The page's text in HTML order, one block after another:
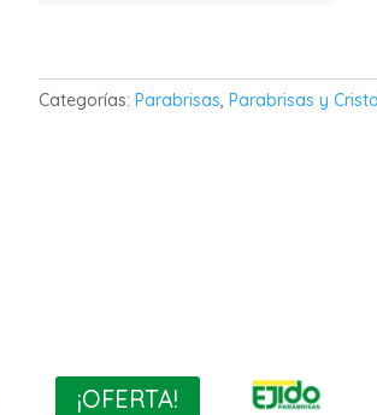
Categorías:Parabrisas,Parabrisas y
¡OFERTA!